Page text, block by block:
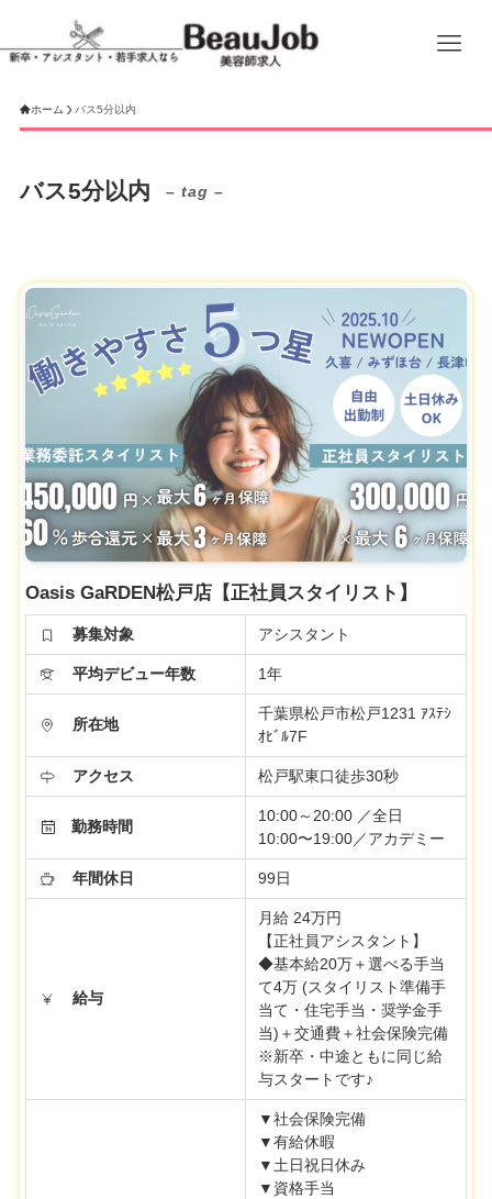
ホーム バス5分以内
バス5分以内 – tag –
Oasis GaRDEN松戸店【正社員スタイリスト】
募集対象 アシスタント
平均デビュー年数 1年
所在地
千葉県松戸市松戸1231 ｱｽﾃｼ
ｵﾋﾞﾙ7F
アクセス 松戸駅東口徒歩30秒
勤務時間
10:00～20:00 ／全日
10:00〜19:00／アカデミー
年間休日 99日
給与
月給 24万円
【正社員アシスタント】
◆基本給20万＋選べる手当
て4万 (スタイリスト準備手
当て・住宅手当・奨学金手
当)＋交通費＋社会保険完備
※新卒・中途ともに同じ給
与スタートです♪
▼社会保険完備
▼有給休暇
▼土日祝日休み
▼資格手当